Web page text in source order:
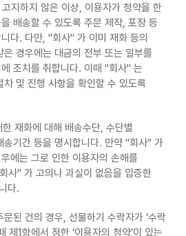
지하지 않은 이상, 이용자가 청약을 한
배송할 수 있도록 주문 제작, 포장 등
다. 다만, "회사" 가 이미 재화 등의
경우에는 대금의 전부 또는 일부를
조치를 취합니다. 이때 "회사" 는
및 진행 사항을 확인할 수 있도록
재화에 대해 배송수단, 수단별
송기간 등을 명시합니다. 만약 "회사" 가
에는 그로 인한 이용자의 손해를
사" 가 고의나 과실이 없음을 입증한
다.
된 건의 경우, 선물하기 수락자가 ‘수락
제1항에서 정한 ‘이용자의 청약’이 있는